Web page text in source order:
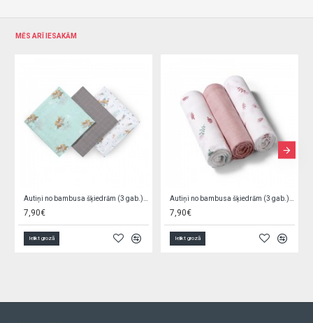
MĒS ARĪ IESAKĀM
Autiņi no bambusa šķiedrām (3 gab.) 397/14 Autiņi no bambusa šķiedrām (3 gab.) BabyOno 397/09
Ielikt grozā Ielikt grozā